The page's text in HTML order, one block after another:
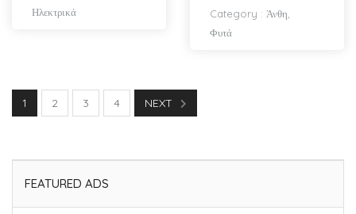
Ηλεκτρικά
Category : Άνθη,
Φυτά
1 2 3 4 NEXT
FEATURED ADS